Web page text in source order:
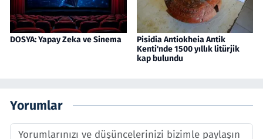
DOSYA: Yapay Zeka ve Sinema
Pisidia Antiokheia Antik
Kenti'nde 1500 yıllık litürjik
kap bulundu
Yorumlar